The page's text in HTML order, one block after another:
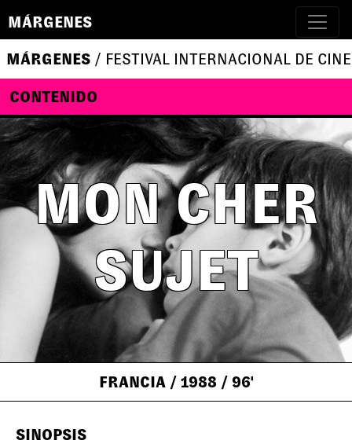
MÁRGENES
MÁRGENES / FESTIVAL INTERNACIONAL DE
CONTENIDO
MON CHER
SUJET
FRANCIA / 1988 / 96'
SINOPSIS